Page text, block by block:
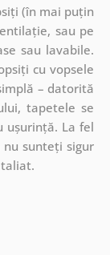
(în mai puțin
sau pe
sau lavabile.
cu vopsele
– datorită
tapetele se
ușurință. La fel
sunteți sigur